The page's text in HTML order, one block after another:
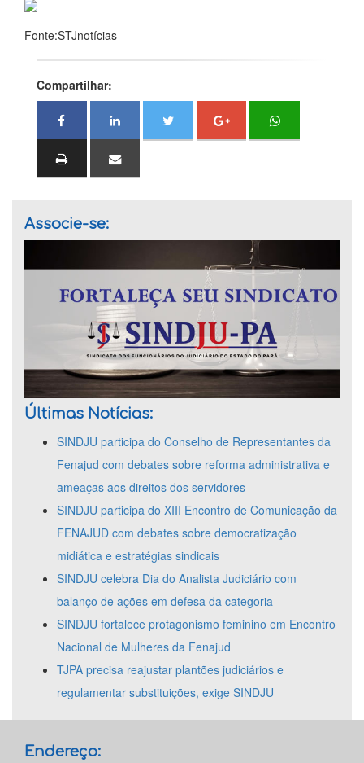
Fonte:STJnotícias
Compartilhar:
Associe-se:
Últimas Notícias:
SINDJU participa do Conselho de Representantes da
Fenajud com debates sobre reforma administrativa e
ameaças aos direitos dos servidores
SINDJU participa do XIII Encontro de Comunicação da
FENAJUD com debates sobre democratização
midiática e estratégias sindicais
SINDJU celebra Dia do Analista Judiciário com
balanço de ações em defesa da categoria
SINDJU fortalece protagonismo feminino em Encontro
Nacional de Mulheres da Fenajud
TJPA precisa reajustar plantões judiciários e
regulamentar substituições, exige SINDJU
Endereço: